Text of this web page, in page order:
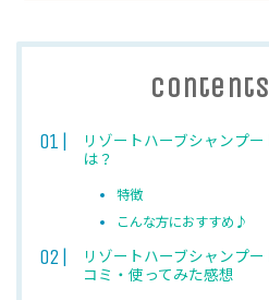
Contents
リゾートハーブシャンプ
は？
特徴
こんな方におすすめ♪
リゾートハーブシャンプ
コミ・使ってみた感想